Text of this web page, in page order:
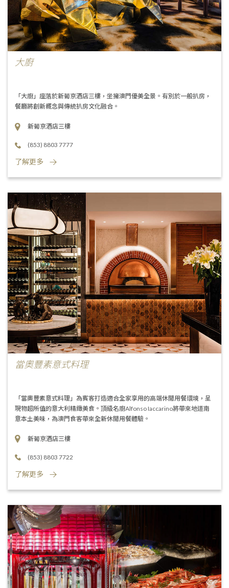
大廚
「大廚」座落於新葡京酒店三樓，坐擁澳門優美全景。有別於一般扒房，
餐廳將創新概念與傳統扒房文化融合。
新葡京酒店三樓
(853) 8803 7777
了解更多
當奧豐素意式料理
「當奧豐素意式料理」為賓客打造適合全家享用的高端休閒用餐環境，呈
現物超所值的意大利精緻美食。頂級名廚Alfonso Iaccarino將帶來地道南
意本土美味，為澳門食客帶來全新休閒用餐體驗。
新葡京酒店三樓
(853) 8803 7722
了解更多